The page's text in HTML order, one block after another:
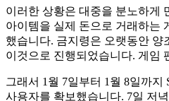
이러한 상황은 대중을 분노하게
아이템을 실제 돈으로 거래하는
했습니다. 금지령은 오랫동안 양
이것으로 진행되었습니다. 게임
그래서 1월 7일부터 1월 8일까지
사용자를 확보했습니다. 7일 저